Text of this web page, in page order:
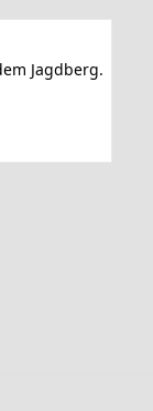
Jagdberg.